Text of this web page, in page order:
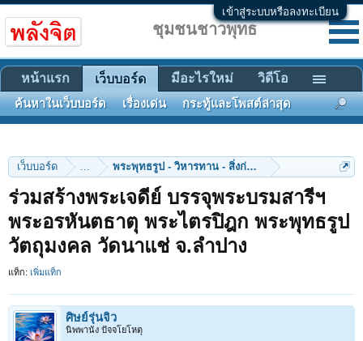
เข้าสู่ระบบหรือลงทะเบียน
เว็บบอร์ด ... พระพุทธรูป - วิหารทาน - สิ่งก่อสร้าง
ร่วมสร้างพระเจดีย์ บรรจุพระบรมสารีฯ
พระอรหันตธาตุ พระไตรปิฎก พระพุทธรูป
วัตถุมงคล วัดนาแช่ จ.ลําปาง
แท็ก: เพิ่มแท็ก
ศิษย์รุ่นจิ๋ว
นิพพานัง ปัจจโยโหตุ
ชุมชนชาวพุทธ
หน้าแรก เว็บบอร์ด
ค้นหาในเว็บบอร์ด เรื่องเด่น กระทู้และโพสต์ล่าสุด
มีอะไรใหม่ วิดีโอ